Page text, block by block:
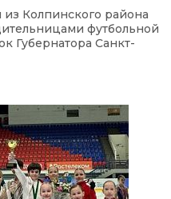
Колпинского района
футбольной
Губернатора Санкт-